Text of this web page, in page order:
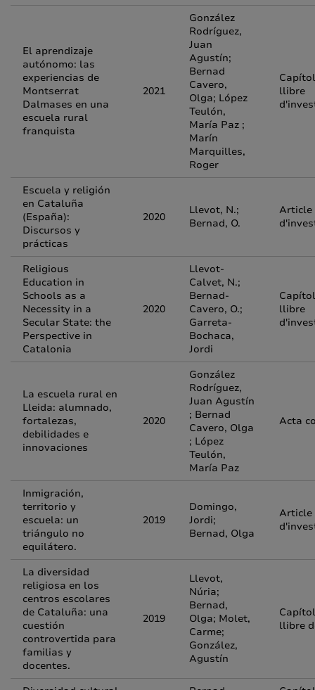
El aprendizaje
autónomo: las
experiencias de
Montserrat
Dalmases en una
escuela rural
franquista
2021
González
Rodríguez,
Juan
Agustín;
Bernad
Cavero,
Olga; López
Teulón,
María Paz ;
Marín
Marquilles,
Roger
llibre
Escuela y religión
en Cataluña
(España):
Discursos y
prácticas
2020
Llevot, N.;
Bernad, O.
Article
Religious
Education in
Schools as a
Necessity in a
Secular State: the
Perspective in
Catalonia
2020
Llevot-
Calvet, N.;
Bernad-
Cavero, O.;
Garreta-
Bochaca,
Jordi
llibre
La escuela rural en
Lleida: alumnado,
fortalezas,
debilidades e
innovaciones
2020
González
Rodríguez,
Juan Agustín
; Bernad
Cavero, Olga
; López
Teulón,
María Paz
Acta
Inmigración,
territorio y
escuela: un
triángulo no
equilátero.
2019
Domingo,
Jordi;
Bernad, Olga
Article
La diversidad
religiosa en los
centros escolares
de Cataluña: una
cuestión
controvertida para
familias y
docentes.
2019
Llevot,
Núria;
Bernad,
Olga; Molet,
Carme;
González,
Agustín
llibre